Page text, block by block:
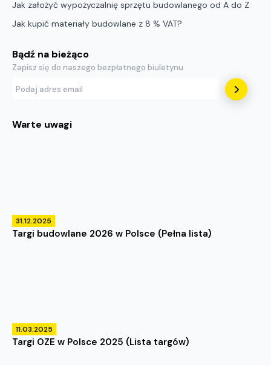
Jak założyć wypożyczalnię sprzętu budowlanego od A do Z
Jak kupić materiały budowlane z 8 % VAT?
Bądź na bieżąco
Zapisz się do naszego bezpłatnego biuletynu
Warte uwagi
31.12.2025
Targi budowlane 2026 w Polsce (Pełna lista)
11.03.2025
Targi OZE w Polsce 2025 (Lista targów)